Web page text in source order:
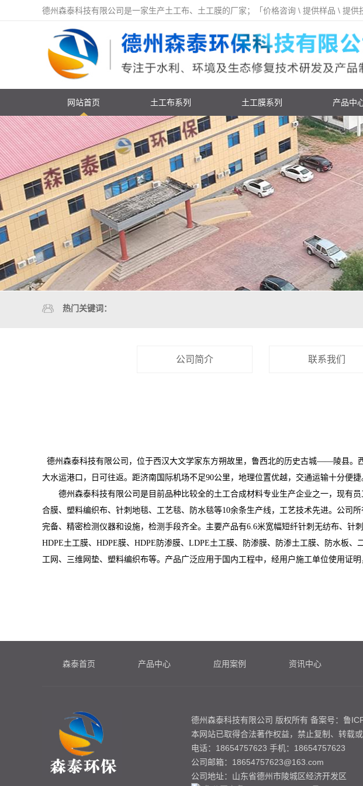
德州森泰科技有限公司是一家生产土工布、土工膜的厂家；「价格咨询 \ 提供样品 \ 提
网站首页 土工布系列 土工膜系列 产品中
热门关键词：
公司简介 联系我们
德州森泰科技有限公司，位于西汉大文学家东方朔故里，鲁西北的历史古城——陵县
大水运港口，日可往返。距济南国际机场不足90公里，地理位置优越，交通运输十分便捷
德州森泰科技有限公司是目前品种比较全的土工合成材料专业生产企业之一，现有员
合膜、塑料编织布、针刺地毯、工艺毯、防水毯等10余条生产线，工艺技术先进。公司
完备、精密检测仪器和设施，检测手段齐全。主要产品有6.6米宽幅短纤针刺无纺布、针
HDPE土工膜、HDPE膜、HDPE防渗膜、LDPE土工膜、防渗膜、防渗土工膜、防水板
工网、三维网垫、塑料编织布等。产品广泛应用于国内工程中，经用户施工单位使用证
森泰首页 产品中心 应用案例 资讯中心
德州森泰科技有限公司 版权所有 备案号： 鲁
本网站已取得合法著作权益，禁止复制、转载或
电话：18654757623 手机：18654757623
公司邮箱：18654757623@163.com
公司地址：山东省德州市陵城区经济开发区